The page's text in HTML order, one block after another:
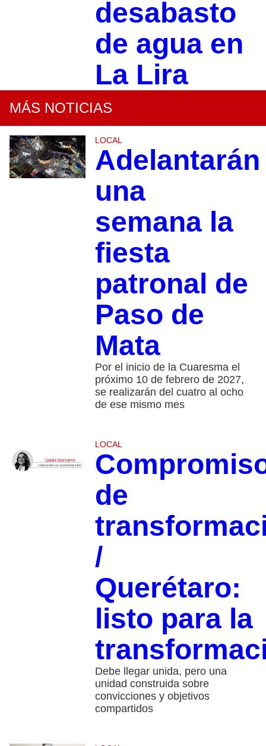
desabasto
de agua en
La Lira
MÁS NOTICIAS
LOCAL
Adelantarán
una
semana la
fiesta
patronal de
Paso de
Mata
Por el inicio de la Cuaresma el
próximo 10 de febrero de 2027,
se realizarán del cuatro al ocho
de ese mismo mes
LOCAL
de
/
Querétaro:
listo para la
Debe llegar unida, pero una
unidad construida sobre
convicciones y objetivos
compartidos